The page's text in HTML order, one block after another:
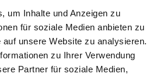
um Inhalte und Anzeigen zu
für soziale Medien anbieten zu
unsere Website zu analysieren.
zu Ihrer Verwendung
Partner für soziale Medien,
Mestwater – het
doorlopende
probleem